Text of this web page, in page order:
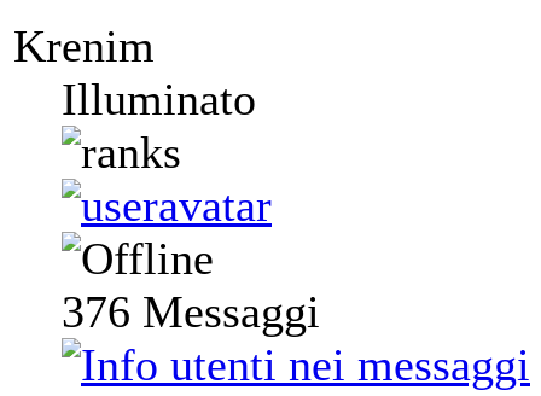
Krenim
Illuminato
376 Messaggi